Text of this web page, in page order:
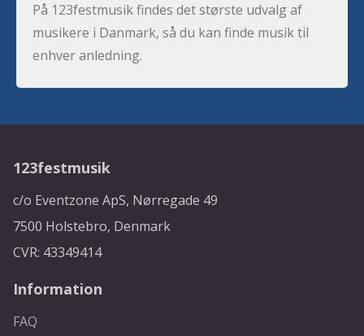
På 123festmusik findes det største udvalg af
musikere i Danmark, så du kan finde musik til
enhver anledning.
123festmusik
c/o Eventzone ApS, Nørregade 49
7500 Holstebro, Denmark
CVR: 43349414
Information
FAQ